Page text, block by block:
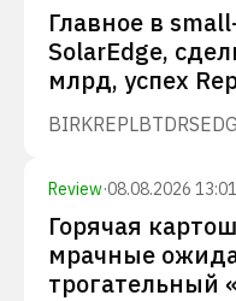
Главное в
SolarEdge,
млрд, успех
BIRKREPLBTDRSEDG
Review·08.08.2026 13:01
Горячая
мрачные
трогательный